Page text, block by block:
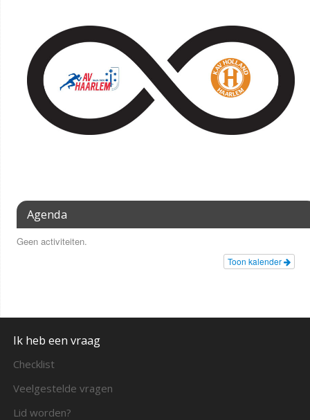
Agenda
Geen activiteiten.
Toon kalender
Ik heb een vraag
Checklist
Veelgestelde vragen
Lid worden?